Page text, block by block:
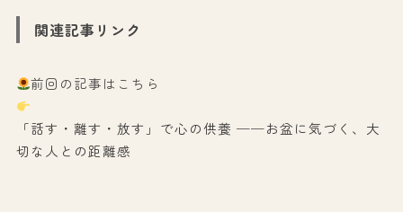
関連記事リンク
前回の記事はこちら
「話す・離す・放す」で心の供養 ──お盆に気づく、大
切な人との距離感